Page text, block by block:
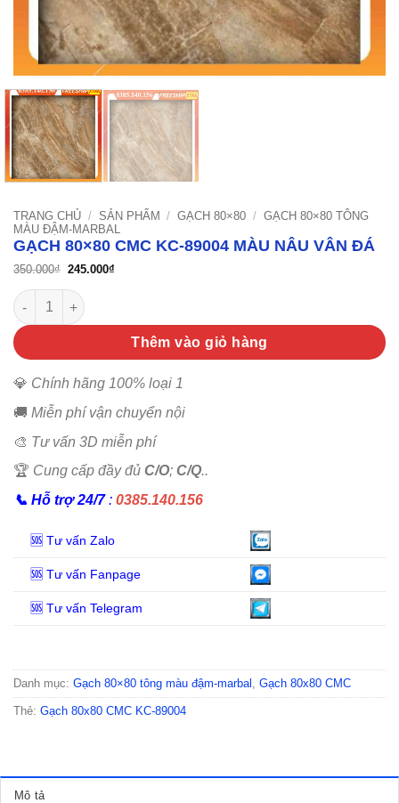
TRANG CHỦ / SẢN PHẨM / GẠCH 80×80 / GẠCH 80×80 TÔNG
MÀU ĐẬM-MARBAL
GẠCH 80×80 CMC KC-89004 MÀU NÂU VÂN ĐÁ
350.000₫ Giá
là:
350.000₫.
245.000₫Giá
Gạch 80x80 CMC KC-89004 màu nâu vân đá số lượng
Thêm vào giỏ hàng
💎 Chính hãng 100% loại 1
🚚 Miễn phí vận chuyển nội
🎨 Tư vấn 3D miễn phí
🏆 Cung cấp đầy đủ C/O; C/Q..
📞 Hỗ trợ 24/7: 0385.140.156
🆘 Tư vấn Zalo
🆘 Tư vấn Fanpage
🆘 Tư vấn Telegram
Danh mục: Gạch 80×80 tông màu đậm-marbal Gạch 80x80 CMC
Thẻ: Gạch 80x80 CMC KC-89004
Mô tả